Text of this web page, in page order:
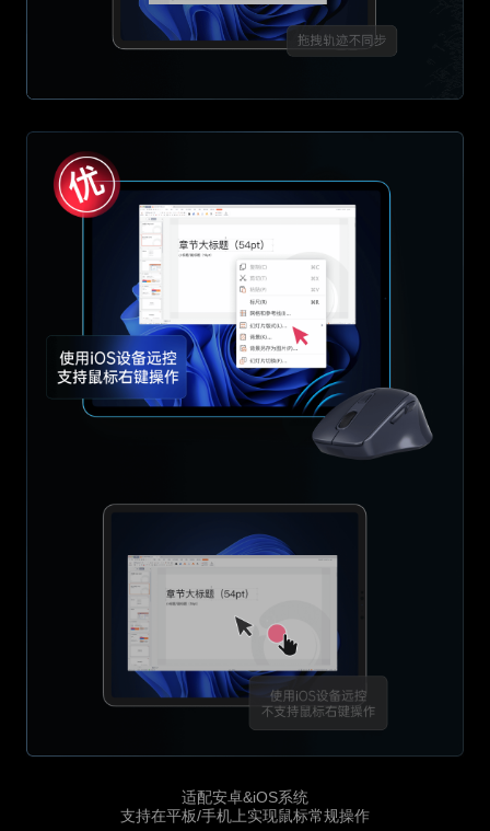
适配安卓&iOS系统
支持在平板/手机上实现鼠标常规操作